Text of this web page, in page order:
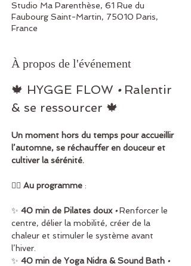
Studio Ma Parenthèse, 61 Rue du
Faubourg Saint-Martin, 75010 Paris,
France
À propos de l'événement
🍁 HYGGE FLOW • Ralentir
& se ressourcer 🍁
Un moment hors du temps pour accueillir
l’automne, se réchauffer en douceur et
cultiver la sérénité.
🧘‍♀️ Au programme :
✨ 40 min de Pilates doux • Renforcer le
centre, délier la mobilité, créer de la
chaleur et stimuler le système avant
l’hiver.
✨ 40 min de Yoga Nidra & Sound Bath •